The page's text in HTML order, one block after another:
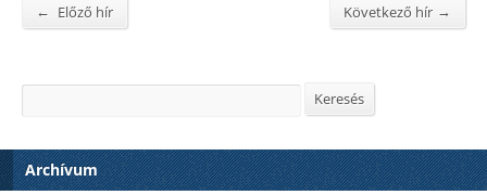
← Előző hír Következő hír →
Keresés Keresés
Archívum